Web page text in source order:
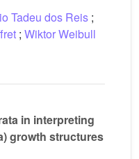
Tadeu dos Reis ;
; Wiktor Weibull
in interpreting
growth structures